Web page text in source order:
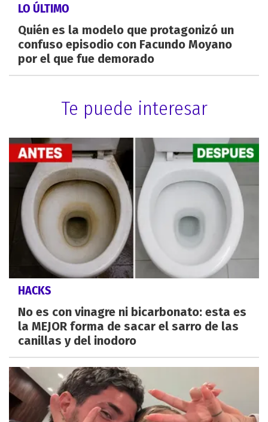
LO ÚLTIMO
Quién es la modelo que protagonizó un
confuso episodio con Facundo Moyano
por el que fue demorado
Te puede interesar
HACKS
No es con vinagre ni bicarbonato: esta es
la MEJOR forma de sacar el sarro de las
canillas y del inodoro